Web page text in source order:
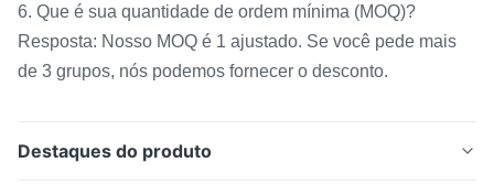
6. Que é sua quantidade de ordem mínima (MOQ)?
Resposta: Nosso MOQ é 1 ajustado. Se você pede mais
de 3 grupos, nós podemos fornecer o desconto.
Destaques do produto